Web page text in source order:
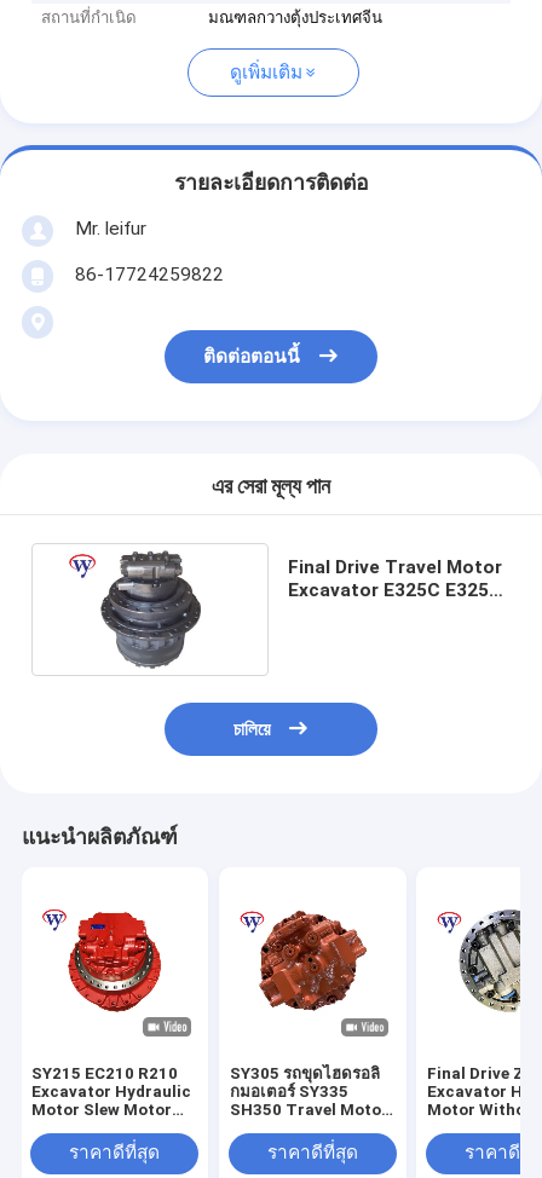
สถานที่กำเนิด
มณฑลกวางตุ้งประเทศจีน
ดูเพิ่มเติม
รายละเอียดการติดต่อ
Mr. leifur
86-17724259822
ติดต่อตอนนี้
এর সেরা মূল্য পান
Final Drive Travel Motor
Excavator E325C E325D
চালিয়ে
แนะนำผลิตภัณฑ์
SY215 EC210 R210
Excavator Hydraulic
Motor Slew Motor
S/N 160008
ราคาดีที่สุด
SY305 รถขุดไฮดรอลิ
กมอเตอร์ SY335
SH350 Travel Motor
180VP-6000
ราคาดีที่สุด
Final Drive
Excavator
Motor Without
Hitachiราคาดีที่